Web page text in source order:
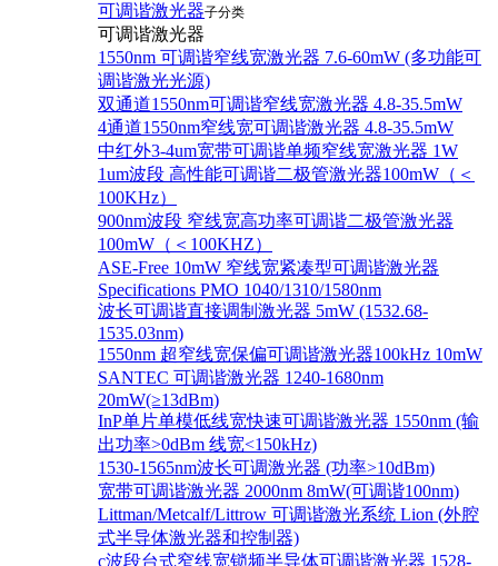
可调谐激光器子分类
可调谐激光器
1550nm 可调谐窄线宽激光器 7.6-60mW (多功能可
调谐激光光源)
双通道1550nm可调谐窄线宽激光器 4.8-35.5mW
4通道1550nm窄线宽可调谐激光器 4.8-35.5mW
中红外3-4um宽带可调谐单频窄线宽激光器 1W
1um波段 高性能可调谐二极管激光器100mW（＜
100KHz）
900nm波段 窄线宽高功率可调谐二极管激光器
100mW（＜100KHZ）
ASE-Free 10mW 窄线宽紧凑型可调谐激光器
Specifications PMO 1040/1310/1580nm
波长可调谐直接调制激光器 5mW (1532.68-
1535.03nm)
1550nm 超窄线宽保偏可调谐激光器100kHz 10mW
SANTEC 可调谐激光器 1240-1680nm
20mW(≥13dBm)
InP单片单模低线宽快速可调谐激光器 1550nm (输
出功率>0dBm 线宽<150kHz)
1530-1565nm波长可调激光器 (功率>10dBm)
宽带可调谐激光器 2000nm 8mW(可调谐100nm)
Littman/Metcalf/Littrow 可调谐激光系统 Lion (外腔
式半导体激光器和控制器)
c波段台式窄线宽锁频半导体可调谐激光器 1528-